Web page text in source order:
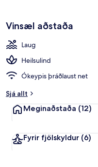
Vinsæl aðstaða
Laug
Heilsulind
Ókeypis þráðlaust net
Sjá allt
Meginaðstaða (12)
Fyrir fjölskyldur (6)